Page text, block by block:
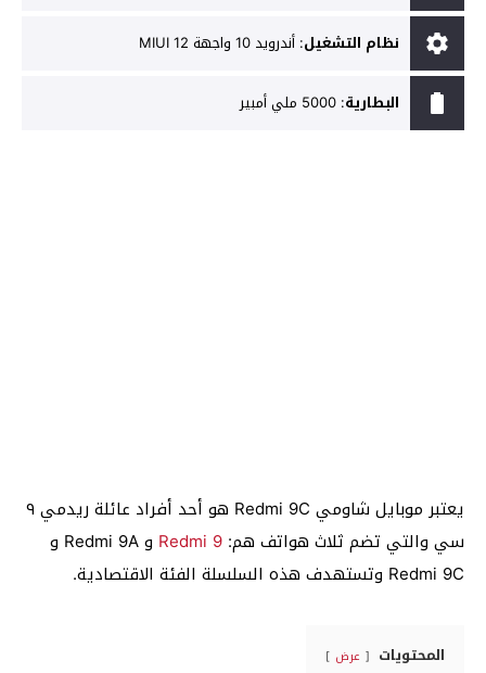
نظام التشغيل: أندرويد 10 واجهة MIUI 12
البطارية: 5000 ملي أمبير
يعتبر موبايل شاومي Redmi 9C هو أحد أفراد عائلة ريدمي ٩
سي والتي تضم ثلاث هواتف هم: Redmi 9
و Redmi 9A و
Redmi 9C وتستهدف هذه السلسلة الفئة الاقتصادية.
المحتويات عرض